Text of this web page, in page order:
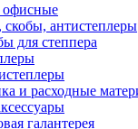
антистеплеры
для степпера
и расходные
галантерея